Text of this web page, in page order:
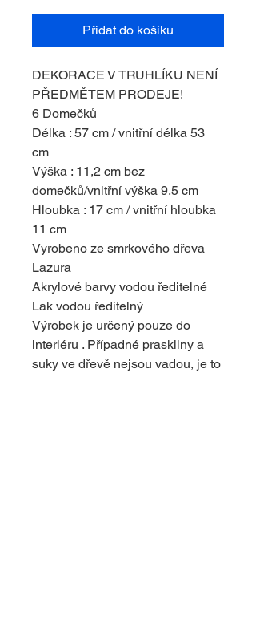
Přidat do košíku
DEKORACE V TRUHLÍKU NENÍ
PŘEDMĚTEM PRODEJE!
6 Domečků
Délka : 57 cm / vnitřní délka 53
cm
Výška : 11,2 cm bez
domečků/vnitřní výška 9,5 cm
Hloubka : 17 cm / vnitřní hloubka
11 cm
Vyrobeno ze smrkového dřeva
Lazura
Akrylové barvy vodou ředitelné
Lak vodou ředitelný
Výrobek je určený pouze do
interiéru . Případné praskliny a
suky ve dřevě nejsou vadou, je to